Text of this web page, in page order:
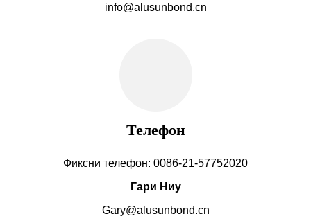
info@alusunbond.cn
Телефон
Фиксни телефон: 0086-21-57752020
Гари Ниу
Gary@alusunbond.cn